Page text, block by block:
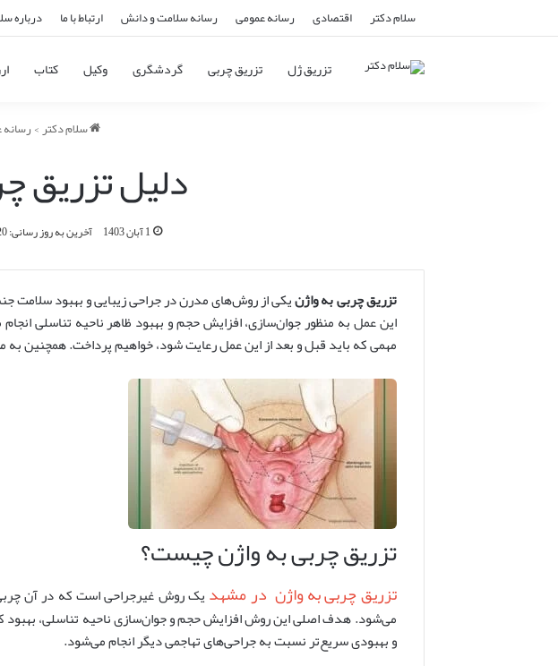
سلام دکتر اقتصادی رسانه عمومی رسانه سلامت و دانش ارتباط با ما درباره
تزریق ژل تزریق چربی گردشگری وکیل کتاب
سلام دکتر>
دلیل تزریق
1 آبان 1403 آخرین به روز رسانی: 20 مهر 1403
تزریق چربی به واژنیکی از روش‌های مدرن در جراحی زیبایی و بهبود سلامت
این عمل به منظور جوان‌سازی، افزایش حجم و بهبود ظاهر ناحیه تناسلی
مهمی که باید قبل و بعد از این عمل رعایت شود، خواهیم پرداخت. همچنین
تزریق چربی به واژن چیست؟
تزریق چربی به واژن در مشهد یک روش غیرجراحی است که در آن
می‌شود. هدف اصلی این روش افزایش حجم و جوان‌سازی ناحیه تناسلی،
و بهبودی سریع‌تر نسبت به جراحی‌های تهاجمی دیگر انجام می‌شود.